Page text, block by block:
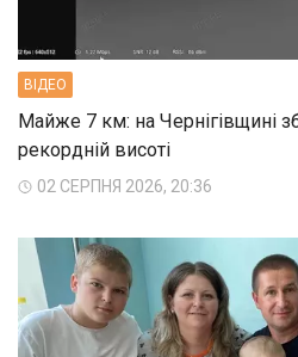
ВIДЕО
Майже 7 км: на Чернігівщині
рекордній висоті
02 СЕРПНЯ 2026, 20:36